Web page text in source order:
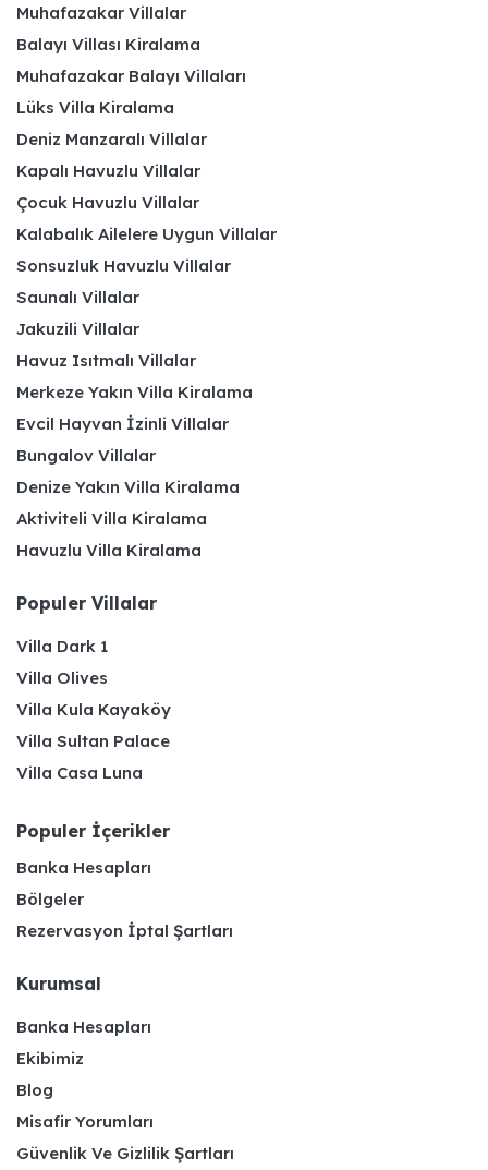
Muhafazakar Villalar
Balayı Villası Kiralama
Muhafazakar Balayı Villaları
Lüks Villa Kiralama
Deniz Manzaralı Villalar
Kapalı Havuzlu Villalar
Çocuk Havuzlu Villalar
Kalabalık Ailelere Uygun Villalar
Sonsuzluk Havuzlu Villalar
Saunalı Villalar
Jakuzili Villalar
Havuz Isıtmalı Villalar
Merkeze Yakın Villa Kiralama
Evcil Hayvan İzinli Villalar
Bungalov Villalar
Denize Yakın Villa Kiralama
Aktiviteli Villa Kiralama
Havuzlu Villa Kiralama
Populer Villalar
Villa Dark 1
Villa Olives
Villa Kula Kayaköy
Villa Sultan Palace
Villa Casa Luna
Populer İçerikler
Banka Hesapları
Bölgeler
Rezervasyon İptal Şartları
Kurumsal
Banka Hesapları
Ekibimiz
Blog
Misafir Yorumları
Güvenlik Ve Gizlilik Şartları